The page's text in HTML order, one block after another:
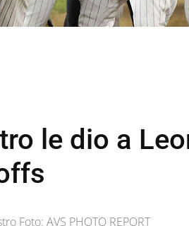
le dio a
Foto: AVS PHOTO REPORT